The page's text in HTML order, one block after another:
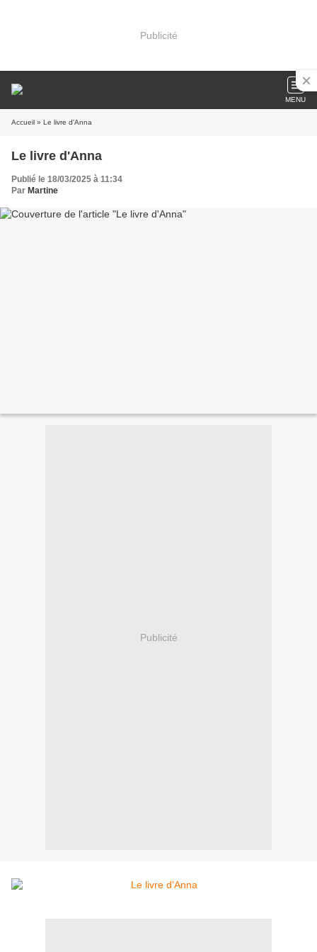
Publicité
MENU
Accueil » Le livre d'Anna
Le livre d'Anna
Publié le 18/03/2025 à 11:34
Par Martine
Publicité